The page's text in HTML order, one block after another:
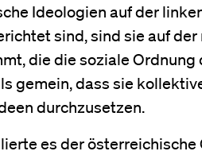
Ideologien auf der
sind, sind sie auf
die die soziale Ordnung
gemein, dass sie
durchzusetzen.
es der österreichische